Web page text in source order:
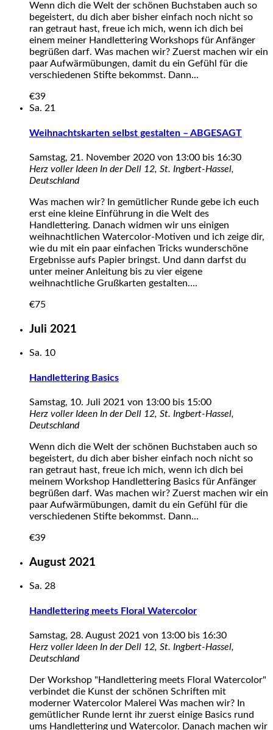
Wenn dich die Welt der schönen Buchstaben auch so
begeistert, du dich aber bisher einfach noch nicht so
ran getraut hast, freue ich mich, wenn ich dich bei
einem meiner Handlettering Workshops für Anfänger
begrüßen darf. Was machen wir? Zuerst machen wir ein
paar Aufwärmübungen, damit du ein Gefühl für die
verschiedenen Stifte bekommst. Dann...
€39
Sa. 21
Weihnachtskarten selbst gestalten – ABGESAGT
Samstag, 21. November 2020 von 13:00 bis 16:30
Herz voller Ideen In der Dell 12, St. Ingbert-Hassel,
Deutschland
Was machen wir? In gemütlicher Runde gebe ich euch
erst eine kleine Einführung in die Welt des
Handlettering. Danach widmen wir uns einigen
weihnachtlichen Watercolor-Motiven und ich zeige dir,
wie du mit ein paar einfachen Tricks wunderschöne
Ergebnisse aufs Papier bringst. Und dann darfst du
unter meiner Anleitung bis zu vier eigene
weihnachtliche Grußkarten gestalten....
€75
Juli 2021
Sa. 10
Handlettering Basics
Samstag, 10. Juli 2021 von 13:00 bis 15:00
Herz voller Ideen In der Dell 12, St. Ingbert-Hassel,
Deutschland
Wenn dich die Welt der schönen Buchstaben auch so
begeistert, du dich aber bisher einfach noch nicht so
ran getraut hast, freue ich mich, wenn ich dich bei
meinem Workshop Handlettering Basics für Anfänger
begrüßen darf. Was machen wir? Zuerst machen wir ein
paar Aufwärmübungen, damit du ein Gefühl für die
verschiedenen Stifte bekommst. Dann...
€39
August 2021
Sa. 28
Handlettering meets Floral Watercolor
Samstag, 28. August 2021 von 13:00 bis 16:30
Herz voller Ideen In der Dell 12, St. Ingbert-Hassel,
Deutschland
Der Workshop "Handlettering meets Floral Watercolor"
verbindet die Kunst der schönen Schriften mit
moderner Watercolor Malerei Was machen wir? In
gemütlicher Runde lernt ihr zuerst einige Basics rund
ums Handlettering und Watercolor. Danach machen wir